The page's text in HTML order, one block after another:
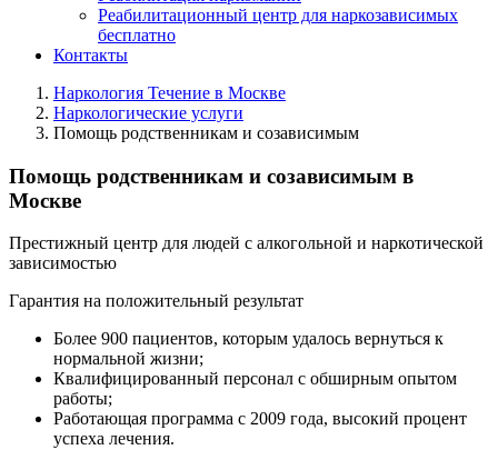
Реабилитационный центр для наркозависимых
бесплатно
Контакты
Наркология Течение в Москве
Наркологические услуги
Помощь родственникам и созависимым
Помощь родственникам и созависимым в
Москве
Престижный центр для людей с алкогольной и наркотической
зависимостью
Гарантия на положительный результат
Более 900 пациентов, которым удалось вернуться к
нормальной жизни;
Квалифицированный персонал c обширным опытом
работы;
Работающая программа с 2009 года, высокий процент
успеха лечения.